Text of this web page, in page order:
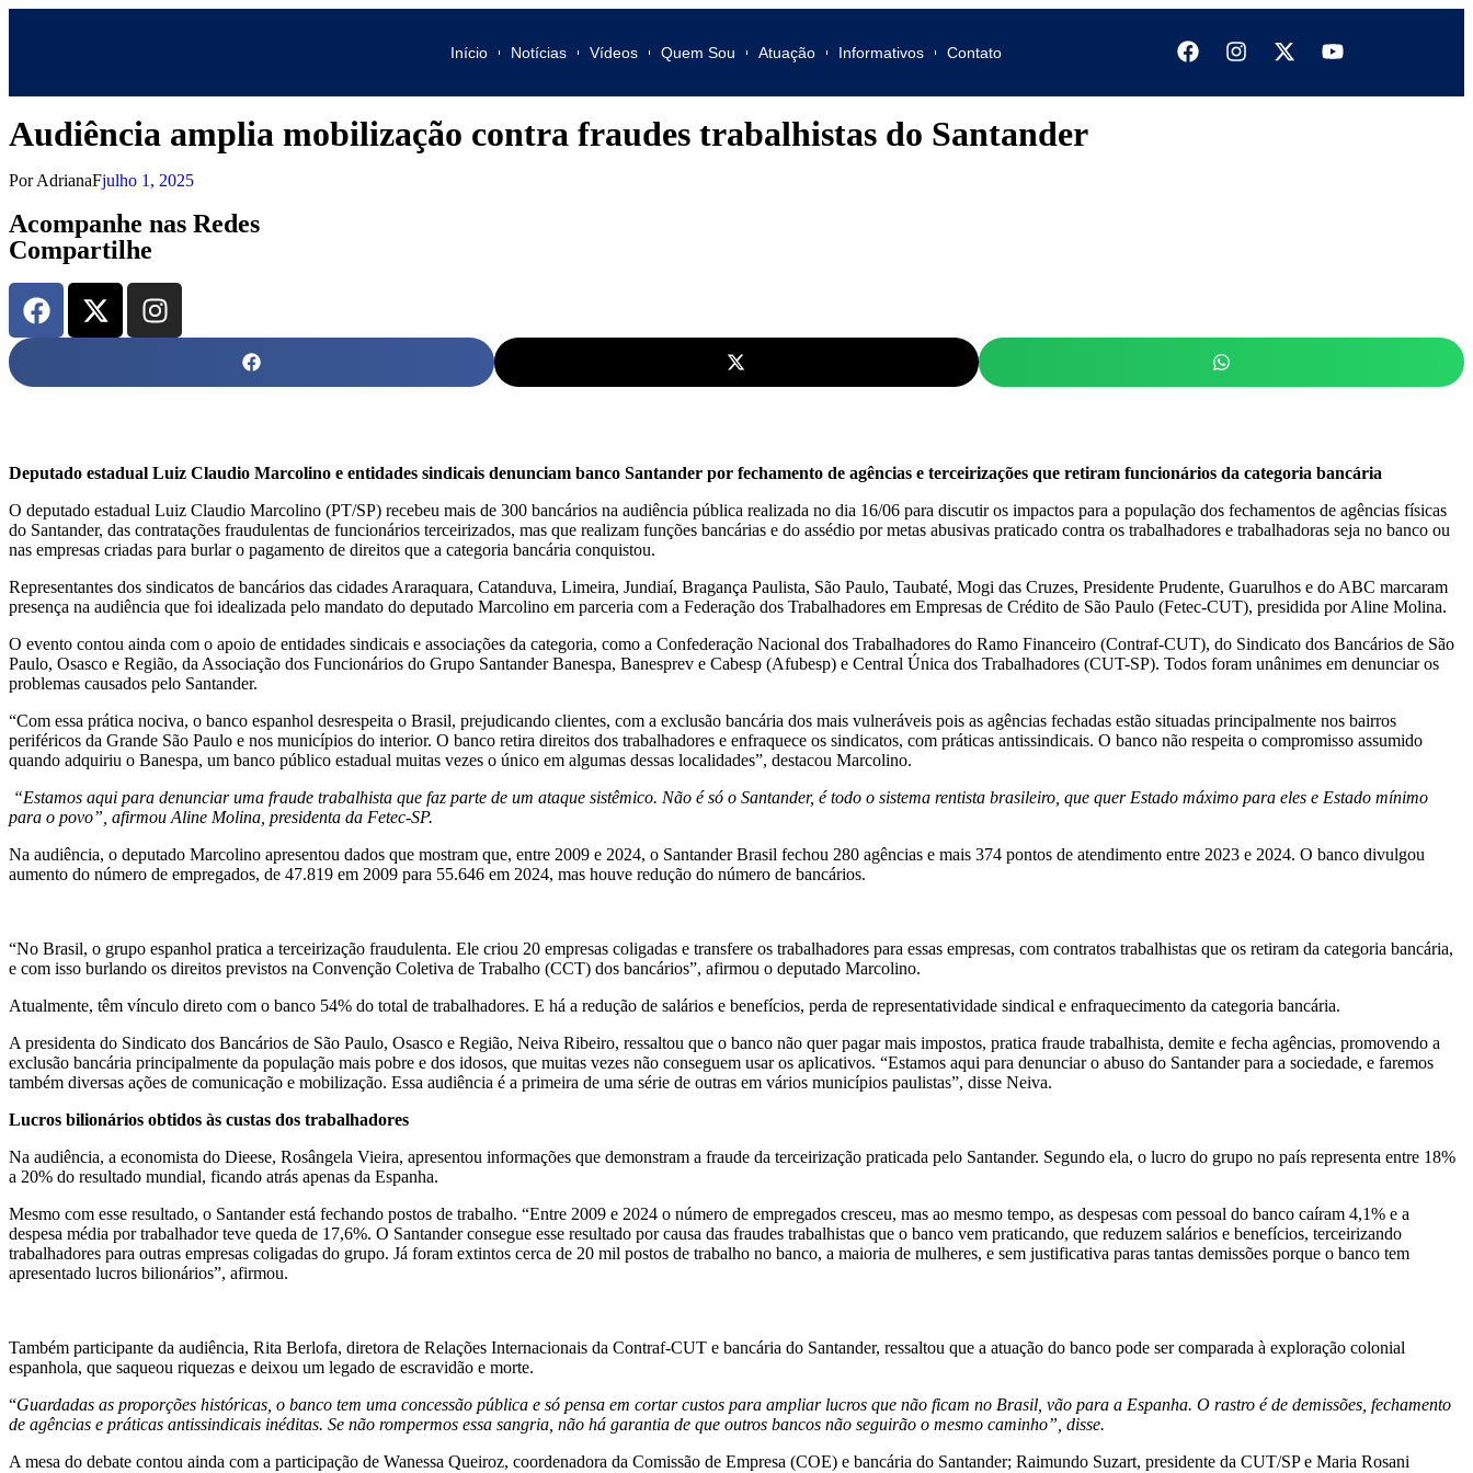
Início Notícias Vídeos Quem Sou Atuação Informativos Contato
Audiência amplia mobilização contra fraudes trabalhistas do Santander
PorAdrianaFjulho 1, 2025
Acompanhe nas Redes
Compartilhe
Deputado estadual Luiz Claudio Marcolino e entidades sindicais denunciam banco Santander por fechamento de agências e terceirizações que retiram funcionários da categoria bancária
O deputado estadual Luiz Claudio Marcolino (PT/SP) recebeu mais de 300 bancários na audiência pública realizada no dia 16/06 para discutir os impactos para a população dos fechamentos de agências físicas
do Santander, das contratações fraudulentas de funcionários terceirizados, mas que realizam funções bancárias e do assédio por metas abusivas praticado contra os trabalhadores e trabalhadoras seja no banco ou
nas empresas criadas para burlar o pagamento de direitos que a categoria bancária conquistou.
Representantes dos sindicatos de bancários das cidades Araraquara, Catanduva, Limeira, Jundiaí, Bragança Paulista, São Paulo, Taubaté, Mogi das Cruzes, Presidente Prudente, Guarulhos e do ABC marcaram
presença na audiência que foi idealizada pelo mandato do deputado Marcolino em parceria com a Federação dos Trabalhadores em Empresas de Crédito de São Paulo (Fetec-CUT), presidida por Aline Molina.
O evento contou ainda com o apoio de entidades sindicais e associações da categoria, como a Confederação Nacional dos Trabalhadores do Ramo Financeiro (Contraf-CUT), do Sindicato dos Bancários de São
Paulo, Osasco e Região, da Associação dos Funcionários do Grupo Santander Banespa, Banesprev e Cabesp (Afubesp) e Central Única dos Trabalhadores (CUT-SP). Todos foram unânimes em denunciar os
problemas causados pelo Santander.
“Com essa prática nociva, o banco espanhol desrespeita o Brasil, prejudicando clientes, com a exclusão bancária dos mais vulneráveis pois as agências fechadas estão situadas principalmente nos bairros
periféricos da Grande São Paulo e nos municípios do interior. O banco retira direitos dos trabalhadores e enfraquece os sindicatos, com práticas antissindicais. O banco não respeita o compromisso assumido
quando adquiriu o Banespa, um banco público estadual muitas vezes o único em algumas dessas localidades”, destacou Marcolino.
“Estamos aqui para denunciar uma fraude trabalhista que faz parte de um ataque sistêmico. Não é só o Santander, é todo o sistema rentista brasileiro, que quer Estado máximo para eles e Estado mínimo
para o povo”, afirmou Aline Molina, presidenta da Fetec-SP.
Na audiência, o deputado Marcolino apresentou dados que mostram que, entre 2009 e 2024, o Santander Brasil fechou 280 agências e mais 374 pontos de atendimento entre 2023 e 2024. O banco divulgou
aumento do número de empregados, de 47.819 em 2009 para 55.646 em 2024, mas houve redução do número de bancários.
“No Brasil, o grupo espanhol pratica a terceirização fraudulenta. Ele criou 20 empresas coligadas e transfere os trabalhadores para essas empresas, com contratos trabalhistas que os retiram da categoria bancária,
e com isso burlando os direitos previstos na Convenção Coletiva de Trabalho (CCT) dos bancários”, afirmou o deputado Marcolino.
Atualmente, têm vínculo direto com o banco 54% do total de trabalhadores. E há a redução de salários e benefícios, perda de representatividade sindical e enfraquecimento da categoria bancária.
A presidenta do Sindicato dos Bancários de São Paulo, Osasco e Região, Neiva Ribeiro, ressaltou que o banco não quer pagar mais impostos, pratica fraude trabalhista, demite e fecha agências, promovendo a
exclusão bancária principalmente da população mais pobre e dos idosos, que muitas vezes não conseguem usar os aplicativos. “Estamos aqui para denunciar o abuso do Santander para a sociedade, e faremos
também diversas ações de comunicação e mobilização. Essa audiência é a primeira de uma série de outras em vários municípios paulistas”, disse Neiva.
Lucros bilionários obtidos às custas dos trabalhadores
Na audiência, a economista do Dieese, Rosângela Vieira, apresentou informações que demonstram a fraude da terceirização praticada pelo Santander. Segundo ela, o lucro do grupo no país representa entre 18%
a 20% do resultado mundial, ficando atrás apenas da Espanha.
Mesmo com esse resultado, o Santander está fechando postos de trabalho. “Entre 2009 e 2024 o número de empregados cresceu, mas ao mesmo tempo, as despesas com pessoal do banco caíram 4,1% e a
despesa média por trabalhador teve queda de 17,6%. O Santander consegue esse resultado por causa das fraudes trabalhistas que o banco vem praticando, que reduzem salários e benefícios, terceirizando
trabalhadores para outras empresas coligadas do grupo. Já foram extintos cerca de 20 mil postos de trabalho no banco, a maioria de mulheres, e sem justificativa paras tantas demissões porque o banco tem
apresentado lucros bilionários”, afirmou.
Também participante da audiência, Rita Berlofa, diretora de Relações Internacionais da Contraf-CUT e bancária do Santander, ressaltou que a atuação do banco pode ser comparada à exploração colonial
espanhola, que saqueou riquezas e deixou um legado de escravidão e morte.
“Guardadas as proporções históricas, o banco tem uma concessão pública e só pensa em cortar custos para ampliar lucros que não ficam no Brasil, vão para a Espanha. O rastro é de demissões, fechamento
de agências e práticas antissindicais inéditas. Se não rompermos essa sangria, não há garantia de que outros bancos não seguirão o mesmo caminho”, disse.
A mesa do debate contou ainda com a participação de Wanessa Queiroz, coordenadora da Comissão de Empresa (COE) e bancária do Santander; Raimundo Suzart, presidente da CUT/SP e Maria Rosani